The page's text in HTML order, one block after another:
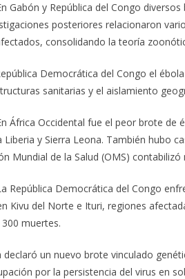
Gabón y República del Congo
posteriores relacionaron
consolidando la teoría
Democrática del Congo el
sanitarias y el aislamiento
África Occidental fue el peor brote de
y Sierra Leona. También hubo
Mundial de la Salud (OMS)
República Democrática del Congo
Kivu del Norte e Ituri, regiones
muertes.
declaró un nuevo brote vinculado
por la persistencia del virus en